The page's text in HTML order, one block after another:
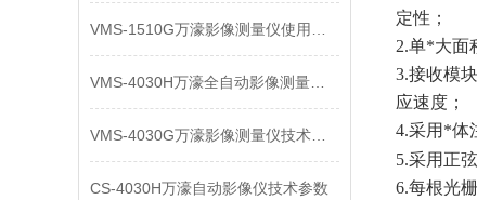
CS-4030H万濠自动影像仪技术参数
定性；
2.单*大面
3.接收模
应速度；
4.采用*体
5.采用正
6.每根光